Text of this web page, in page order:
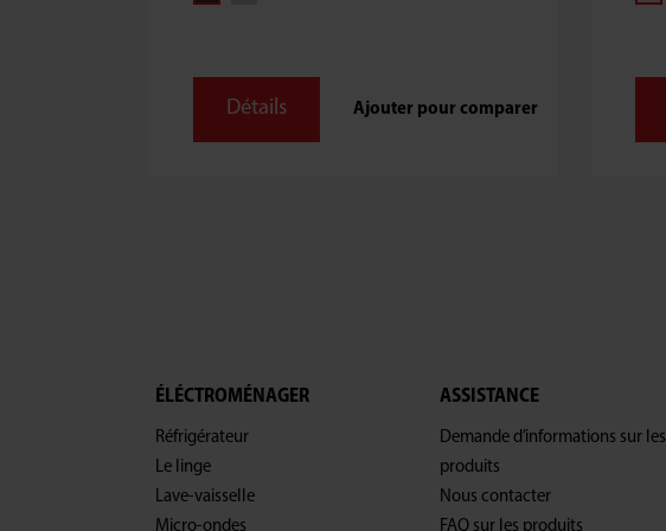
Détails Ajouter pour comparer
ÉLÉCTROMÉNAGER
Réfrigérateur
Le linge
Lave-vaisselle
Micro-ondes
ASSISTANCE
Demande d’informations sur les
produits
Nous contacter
FAQ sur les produits